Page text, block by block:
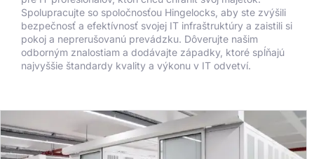
Spolupracujte so spoločnosťou Hingelocks, aby ste zvýšili
bezpečnosť a efektívnosť svojej IT infraštruktúry a zaistili si
pokoj a neprerušovanú prevádzku. Dôverujte našim
odborným znalostiam a dodávajte západky, ktoré spĺňajú
najvyššie štandardy kvality a výkonu v IT odvetví.